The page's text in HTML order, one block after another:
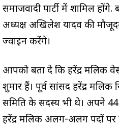
समाजवादी पार्टी में शामिल होंगे.
अध्यक्ष अखिलेश यादव की
ज्वाइन करेंगे।
आपको बता दे कि हरेंद्र मलिक
शुमार हैं। पूर्व सांसद हरेंद्र मलिक
समिति के सदस्य भी थे। अपने
हरेंद्र मलिक अलग-अलग पदों